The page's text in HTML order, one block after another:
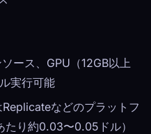
ース、GPU（12GB以上
実行可能
Replicateなどのプラットフ
たり約0.03〜0.05ドル）